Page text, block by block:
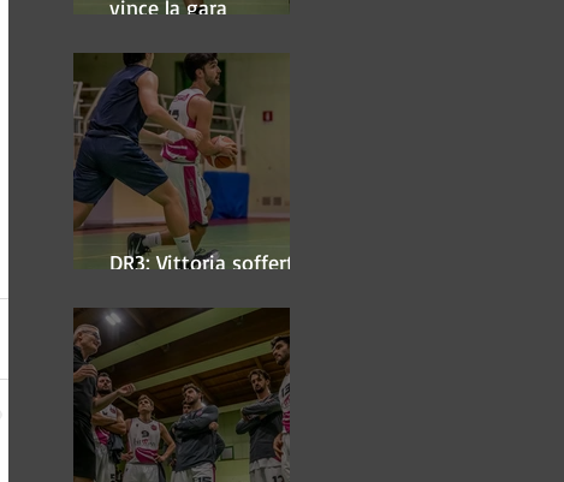
vince la gara
DR3: Vittoria sofferta a